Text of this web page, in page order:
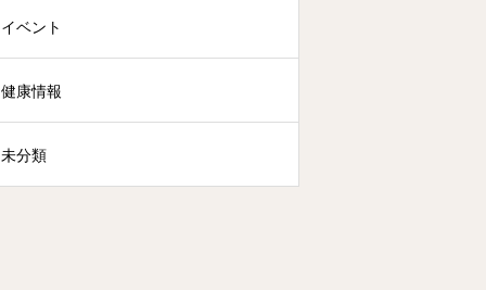
イベント
健康情報
未分類